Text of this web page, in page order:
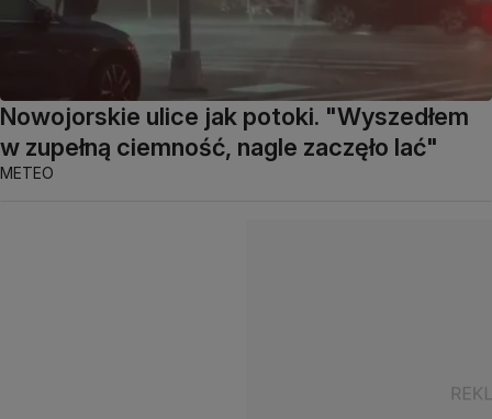
Nowojorskie ulice jak potoki. "Wyszedłem
w zupełną ciemność, nagle zaczęło lać"
METEO